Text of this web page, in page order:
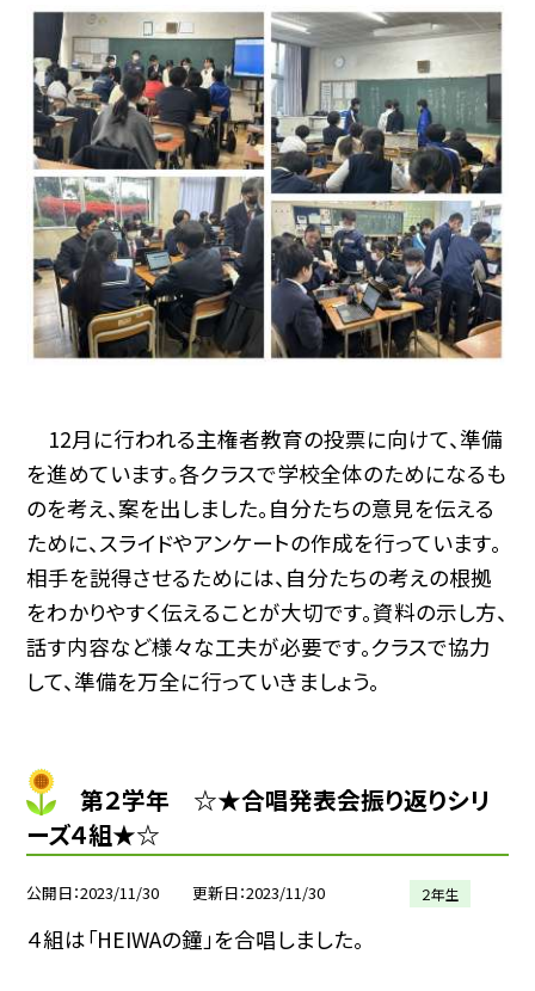
12月に行われる主権者教育の投票に向けて、準備
を進めています。各クラスで学校全体のためになるも
のを考え、案を出しました。自分たちの意見を伝える
ために、スライドやアンケートの作成を行っています。
相手を説得させるためには、自分たちの考えの根拠
をわかりやすく伝えることが大切です。資料の示し方、
話す内容など様々な工夫が必要です。クラスで協力
して、準備を万全に行っていきましょう。
第２学年 ☆★合唱発表会振り返りシリ
ーズ４組★☆
公開日 2023/11/30 更新日 2023/11/30 ２年生
４組は「HEIWAの鐘」を合唱しました。